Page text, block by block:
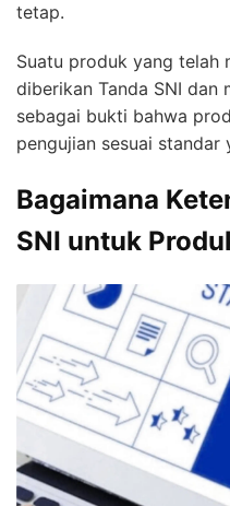
tetap.
Suatu produk yang telah
diberikan Tanda SNI dan
sebagai bukti bahwa
pengujian sesuai standar
Bagaimana
SNI untuk